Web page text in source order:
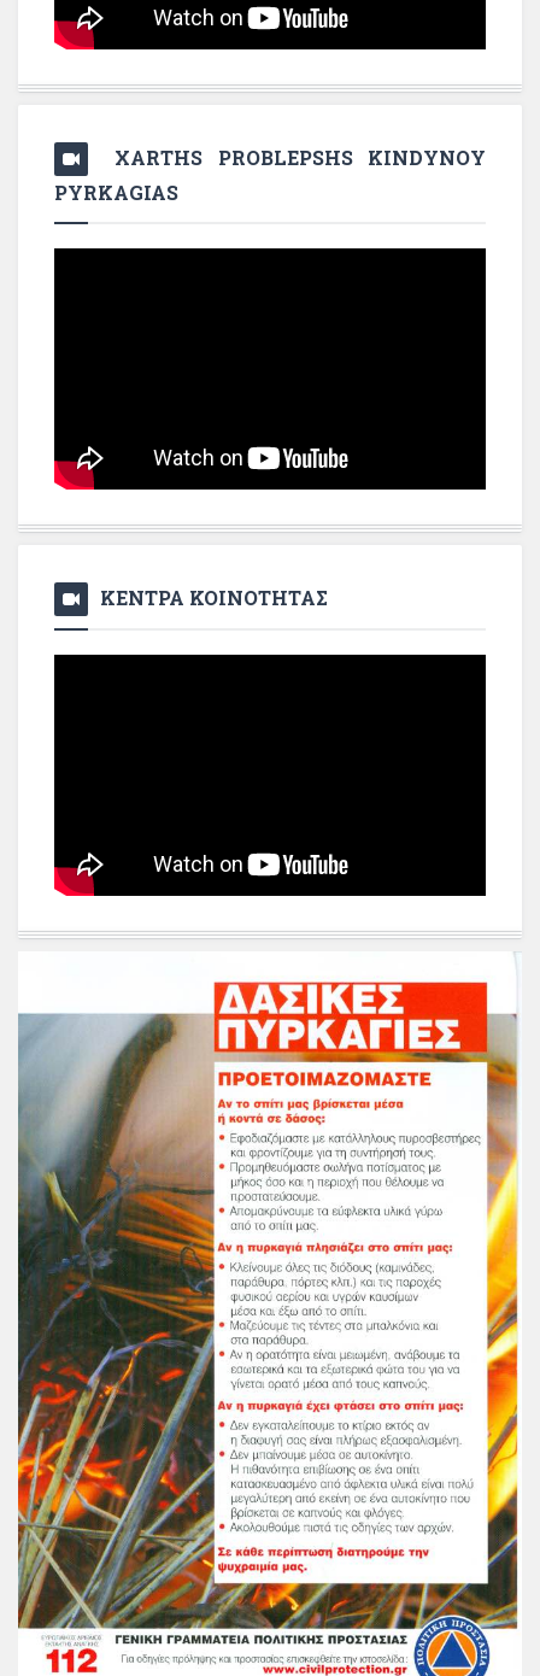
XARTHS PROBLEPSHS KINDYNOY
PYRKAGIAS
ΚΕΝΤΡΑ ΚΟΙΝΟΤΗΤΑΣ